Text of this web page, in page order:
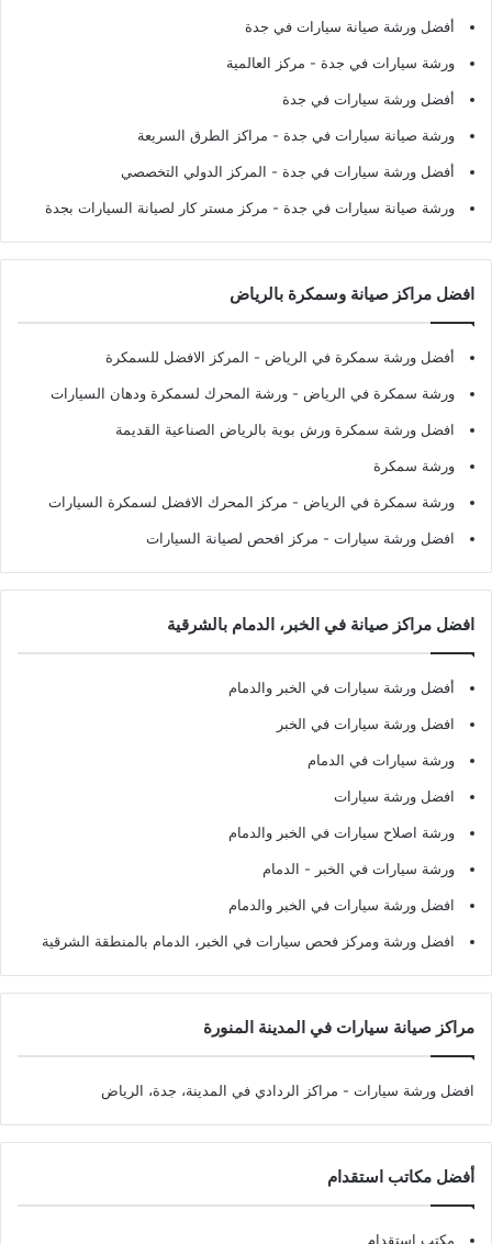
أفضل ورشة صيانة سيارات في جدة
ورشة سيارات في جدة - مركز العالمية
أفضل ورشة سيارات في جدة
ورشة صيانة سيارات في جدة - مراكز الطرق السريعة
أفضل ورشة سيارات في جدة - المركز الدولي التخصصي
ورشة صيانة سيارات في جدة - مركز مستر كار لصيانة السيارات بجدة
افضل مراكز صيانة وسمكرة بالرياض
أفضل ورشة سمكرة في الرياض - المركز الافضل للسمكرة
ورشة سمكرة في الرياض - ورشة المحرك لسمكرة ودهان السيارات
افضل ورشة سمكرة ورش بوية بالرياض الصناعية القديمة
ورشة سمكرة
ورشة سمكرة في الرياض - مركز المحرك الافضل لسمكرة السيارات
افضل ورشة سيارات - مركز افحص لصيانة السيارات
افضل مراكز صيانة في الخبر، الدمام بالشرقية
أفضل ورشة سيارات في الخبر والدمام
افضل ورشة سيارات في الخبر
ورشة سيارات في الدمام
افضل ورشة سيارات
ورشة اصلاح سيارات في الخبر والدمام
ورشة سيارات في الخبر - الدمام
افضل ورشة سيارات في الخبر والدمام
افضل ورشة ومركز فحص سيارات في الخبر، الدمام بالمنطقة الشرقية
مراكز صيانة سيارات في المدينة المنورة
افضل ورشة سيارات - مراكز الردادي في المدينة، جدة، الرياض
أفضل مكاتب استقدام
مكتب استقدام